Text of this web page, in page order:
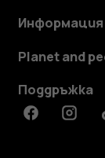
Информация
Planet and
Поддръжка
Facebook